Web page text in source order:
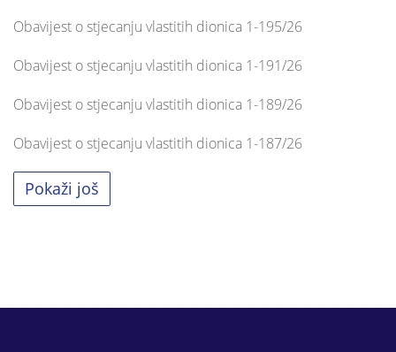
Obavijest o stjecanju vlastitih dionica 1-195/26
Obavijest o stjecanju vlastitih dionica 1-191/26
Obavijest o stjecanju vlastitih dionica 1-189/26
Obavijest o stjecanju vlastitih dionica 1-187/26
Pokaži još